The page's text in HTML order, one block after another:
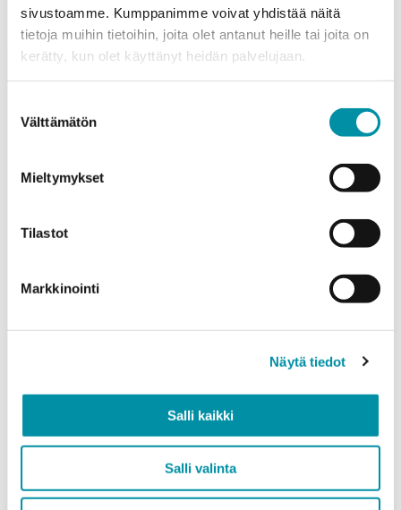
sivustoamme. Kumppanimme voivat yhdistää näitä
tietoja muihin tietoihin, joita olet antanut heille tai joita on
kerätty, kun olet käyttänyt heidän palvelujaan.
valinta
Välttämätön
Mieltymykset
Tilastot
Markkinointi
Näytä tiedot
Salli kaikki
Salli valinta
Puhelinnumero
Tuotteet
Valitse tuote ja syötä tilauksen määrä metreinä. Huomioithan, että
Määrä (m)
EN AW-6063 (min. 250kg)